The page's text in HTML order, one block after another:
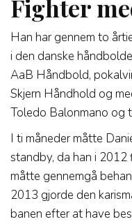
Fighter
Han har gennem to
i den danske
AaB Håndbold,
Skjern Håndhold og
Toledo Balonmano og
I ti måneder måtte
standby, da han i
måtte gennemgå
2013 gjorde den
banen efter at have